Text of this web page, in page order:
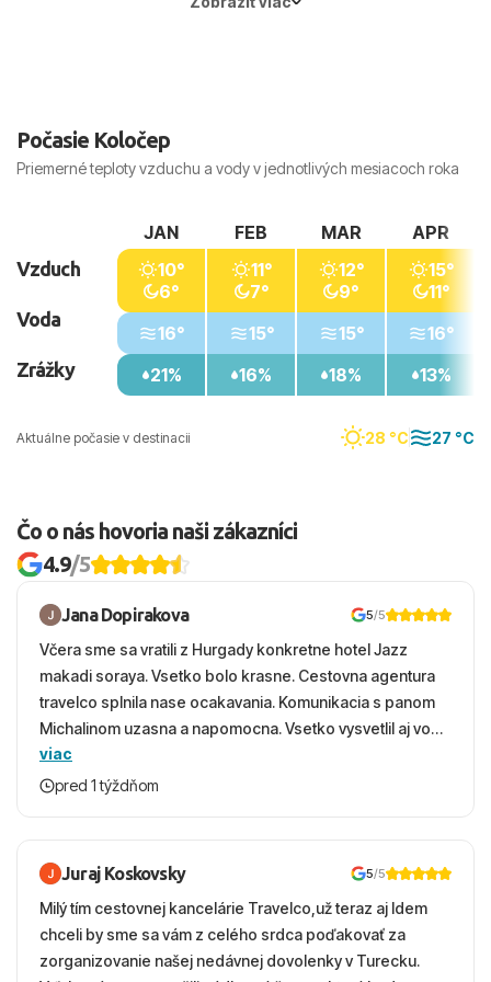
Počasie Koločep
Priemerné teploty vzduchu a vody v jednotlivých mesiacoch roka
Aktuálne počasie v destinacii 28 °C 27 °C
Vzduch
Voda
Zrážky
JAN
10°
6°
16°
21%
FEB
11°
7°
15°
16%
MAR
12°
9°
15°
18%
APR
15°
11°
16°
13%
Čo o nás hovoria naši zákazníci
4.9/5
Jana Dopirakova 5/5
Včera sme sa vratili z Hurgady konkretne hotel Jazz
makadi soraya. Vsetko bolo krasne. Cestovna agentura
travelco splnila nase ocakavania. Komunikacia s panom
Michalinom uzasna a napomocna. Vsetko vysvetlil aj vo
vecernych hodinach zaco sa ospravedlnujem. Hotel
krasny, cisty. Sluzby top. Strava, prostredie, more,
viac
pred 1 týždňom
Juraj Koskovsky 5/5
Milý tím cestovnej kancelárie Travelco,už teraz aj Idem
chceli by sme sa vám z celého srdca poďakovať za
zorganizovanie našej nedávnej dovolenky v Turecku.